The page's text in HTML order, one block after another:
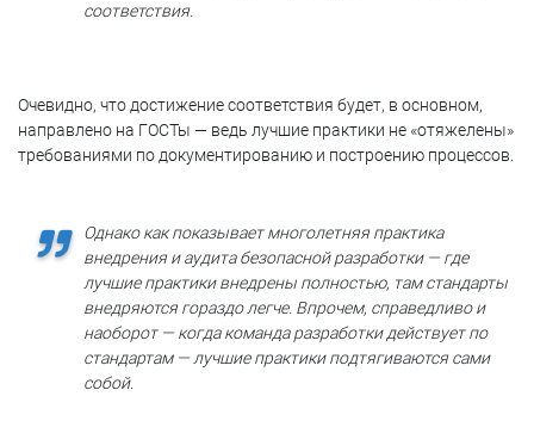
соответствия.
Очевидно, что достижение соответствия будет, в основном,
направлено на ГОСТы — ведь лучшие практики не «отяжелены»
требованиями по документированию и построению процессов.
Однако как показывает многолетняя практика
внедрения и аудита безопасной разработки — где
лучшие практики внедрены полностью, там стандарты
внедряются гораздо легче. Впрочем, справедливо и
наоборот — когда команда разработки действует по
стандартам — лучшие практики подтягиваются сами
собой.